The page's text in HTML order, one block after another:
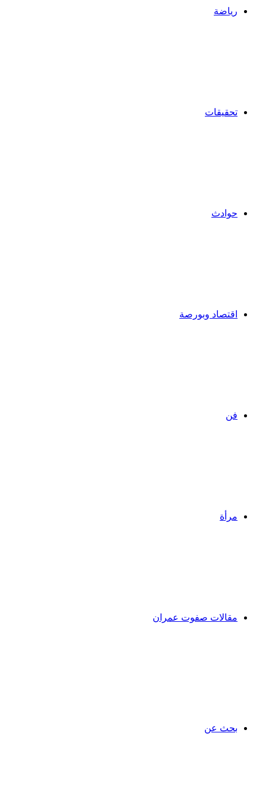
رياضة
تحقيقات
حوادث
اقتصاد وبورصة
فن
مرأة
مقالات صفوت عمران
بحث عن